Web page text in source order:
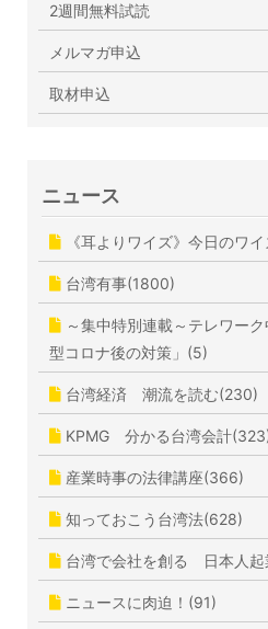
2週間無料試読
メルマガ申込
取材申込
ニュース
《耳よりワイズ》今日のワ
台湾有事(1800)
～集中特別連載～テレワー
型コロナ後の対策」(5)
台湾経済 潮流を読む(230)
KPMG 分かる台湾会計
産業時事の法律講座(366)
知っておこう台湾法(628)
台湾で会社を創る 日本人起
ニュースに肉迫！(91)